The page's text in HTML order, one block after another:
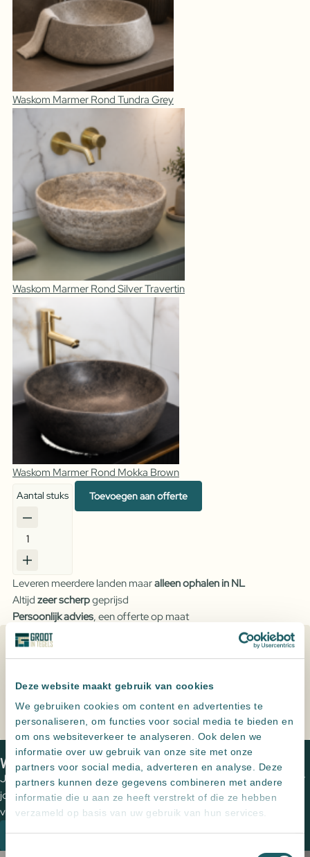
Deze website maakt gebruik van cookies
We gebruiken cookies om content en advertenties te
personaliseren, om functies voor social media te bieden en
om ons websiteverkeer te analyseren. Ook delen we
informatie over uw gebruik van onze site met onze
partners voor social media, adverteren en analyse. Deze
partners kunnen deze gegevens combineren met andere
informatie die u aan ze heeft verstrekt of die ze hebben
verzameld op basis van uw gebruik van hun services.
Toestemmingsselectie
Waskom Marmer Rond Tundra Grey
Waskom Marmer Rond Silver Travertin
Waskom Marmer Rond Mokka Brown
Waskom
Marmer
Imperial
White
aantal
Aantal stuks Toevoegen aan offerte
Leveren meerdere landen maaralleen ophalen in NL
Altijd zeer scherpgeprijsd
Persoonlijk advies, een offerte op maat
Specificaties
Formaat 40.5x14.5
Home Producten Waskom Marmer Rond Imperial White
We zien je graag in een van onze showrooms
Jouw wensen op papier zetten en de perfecte tegels uitzoeken voor
jouw (buiten)ruimte? Plan een vrijblijvende kennismaking met een
van onze adviseurs om de mogelijkheden te bespreken.
Plan een kennismaking